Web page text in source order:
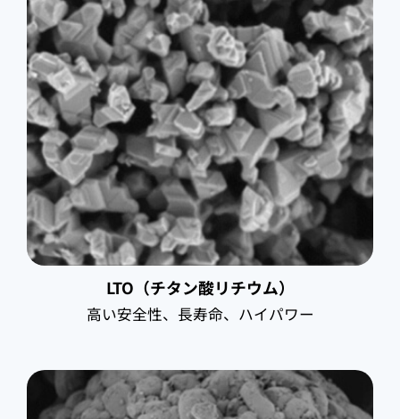
LTO（チタン酸リチウム）
高い安全性、長寿命、ハイパワー